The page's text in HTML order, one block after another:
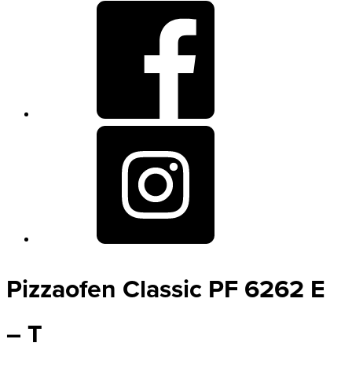
Pizzaofen Classic PF 6262 E
– T